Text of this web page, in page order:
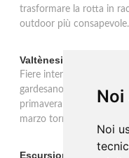
Noi
Noi
trasformare la rotta in
outdoor più consapevole.
Valtènesi: una
Fiere internazionali,
gardesano. Il Consorzio
primavera 2026 sulla
marzo torna La Prima
Escursione con